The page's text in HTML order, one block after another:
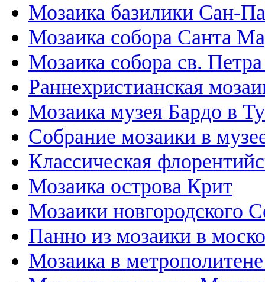
Мозаика базилики Сан-
Мозаика собора Санта
Мозаика собора св.
Раннехристианская
Мозаика музея Бардо в
Собрание мозаики в
Классическая
Мозаика острова Крит
Мозаики новгородского
Панно из мозаики в
Мозаика в